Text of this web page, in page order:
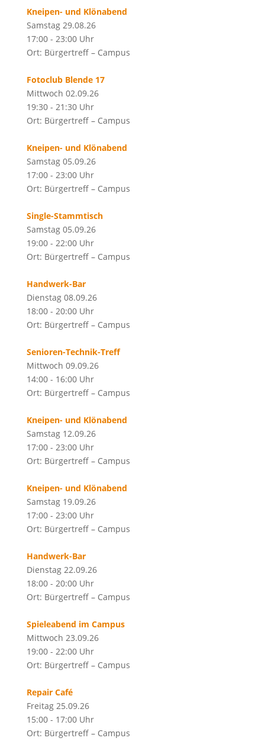
Kneipen- und Klönabend
Samstag 29.08.26
17:00 - 23:00 Uhr
Ort: Bürgertreff – Campus
Fotoclub Blende 17
Mittwoch 02.09.26
19:30 - 21:30 Uhr
Ort: Bürgertreff – Campus
Kneipen- und Klönabend
Samstag 05.09.26
17:00 - 23:00 Uhr
Ort: Bürgertreff – Campus
Single-Stammtisch
Samstag 05.09.26
19:00 - 22:00 Uhr
Ort: Bürgertreff – Campus
Handwerk-Bar
Dienstag 08.09.26
18:00 - 20:00 Uhr
Ort: Bürgertreff – Campus
Senioren-Technik-Treff
Mittwoch 09.09.26
14:00 - 16:00 Uhr
Ort: Bürgertreff – Campus
Kneipen- und Klönabend
Samstag 12.09.26
17:00 - 23:00 Uhr
Ort: Bürgertreff – Campus
Kneipen- und Klönabend
Samstag 19.09.26
17:00 - 23:00 Uhr
Ort: Bürgertreff – Campus
Handwerk-Bar
Dienstag 22.09.26
18:00 - 20:00 Uhr
Ort: Bürgertreff – Campus
Spieleabend im Campus
Mittwoch 23.09.26
19:00 - 22:00 Uhr
Ort: Bürgertreff – Campus
Repair Café
Freitag 25.09.26
15:00 - 17:00 Uhr
Ort: Bürgertreff – Campus